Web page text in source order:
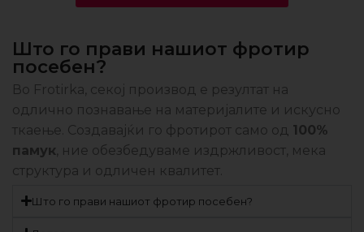
Што го прави нашиот фротир
посебен?
Во Frotirka, секој производ е резултат на
одлично познавање на материјалите и искусно
ткаење. Создавајќи го фротирот само од 100%
памук , ние обезбедуваме издржливост, мека
структура и одличен квалитет.
Што го прави нашиот фротир посебен?